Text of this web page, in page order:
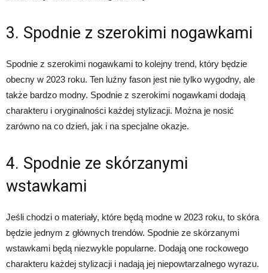
3. Spodnie z szerokimi nogawkami
Spodnie z szerokimi nogawkami to kolejny trend, który będzie
obecny w 2023 roku. Ten luźny fason jest nie tylko wygodny, ale
także bardzo modny. Spodnie z szerokimi nogawkami dodają
charakteru i oryginalności każdej stylizacji. Można je nosić
zarówno na co dzień, jak i na specjalne okazje.
4. Spodnie ze skórzanymi
wstawkami
Jeśli chodzi o materiały, które będą modne w 2023 roku, to skóra
będzie jednym z głównych trendów. Spodnie ze skórzanymi
wstawkami będą niezwykle popularne. Dodają one rockowego
charakteru każdej stylizacji i nadają jej niepowtarzalnego wyrazu.